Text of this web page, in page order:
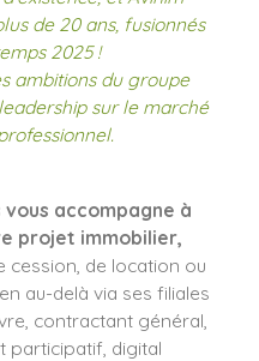
de 20 ans, fusionnés
2025 !
ambitions du groupe
sur le marché
vous accompagne à
projet immobilier,
cession, de location ou
au-delà via ses filiales
contractant général,
participatif, digital